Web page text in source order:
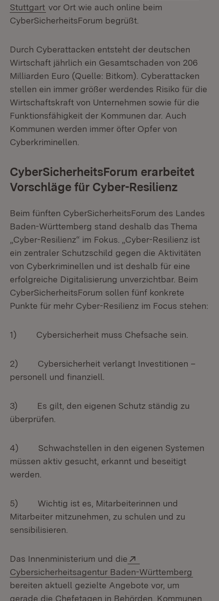
Stuttgart (Öffnet in neuem Fenster)
vor Ort wie auch online beim
CyberSicherheitsForum begrüßt.
Durch Cyberattacken entsteht der deutschen
Wirtschaft jährlich ein Gesamtschaden von 206
Milliarden Euro (Quelle: Bitkom). Cyberattacken
stellen ein immer größer werdendes Risiko für die
Wirtschaftskraft von Unternehmen sowie für die
Funktionsfähigkeit der Kommunen dar. Auch
Kommunen werden immer öfter Opfer von
Cyberkriminellen.
CyberSicherheitsForum erarbeitet
Vorschläge für Cyber-Resilienz
Beim fünften CyberSicherheitsForum des Landes
Baden-Württemberg stand deshalb das Thema
„Cyber-Resilienz“ im Fokus. „Cyber-Resilienz ist
ein zentraler Schutzschild gegen die Aktivitäten
von Cyberkriminellen und ist deshalb für eine
erfolgreiche Digitalisierung unverzichtbar. Beim
CyberSicherheitsForum sollen fünf konkrete
Punkte für mehr Cyber-Resilienz im Focus stehen:
1) Cybersicherheit muss Chefsache sein.
2) Cybersicherheit verlangt Investitionen –
personell und finanziell.
3) Es gilt, den eigenen Schutz ständig zu
überprüfen.
4) Schwachstellen in den eigenen Systemen
müssen aktiv gesucht, erkannt und beseitigt
werden.
5) Wichtig ist es, Mitarbeiterinnen und
Mitarbeiter mitzunehmen, zu schulen und zu
sensibilisieren.
Das Innenministerium und die
Cybersicherheitsagentur Baden-Württemberg
bereiten aktuell gezielte Angebote vor, um
gerade die Chefetagen in Behörden, Kommunen